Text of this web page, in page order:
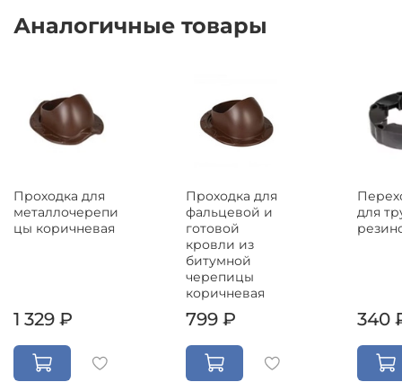
Аналогичные товары
Проходка для
металлочерепи
цы коричневая
1 329 ₽
Проходка для
фальцевой и
готовой
кровли из
битумной
черепицы
коричневая
799 ₽
для
340